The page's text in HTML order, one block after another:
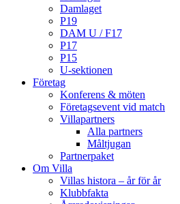
Damlaget
P19
DAM U / F17
P17
P15
U-sektionen
Företag
Konferens & möten
Företagsevent vid match
Villapartners
Alla partners
Måltjugan
Partnerpaket
Om Villa
Villas histora – år för år
Klubbfakta